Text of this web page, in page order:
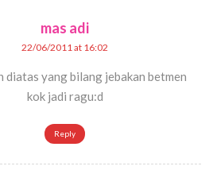
mas adi
22/06/2011 at 16:02
diatas yang bilang jebakan betmen
kok jadi ragu:d
Reply